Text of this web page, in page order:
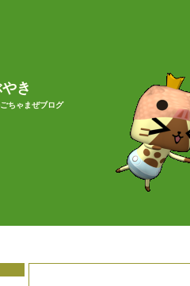
き
ちゃまぜブログ